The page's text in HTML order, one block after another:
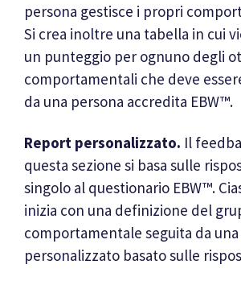
persona gestisce i propri
Si crea inoltre una tabella in cui
un punteggio per ognuno degli
comportamentali che deve
da una persona accredita EBW™.
Report personalizzato. Il
questa sezione si basa sulle
singolo al questionario EBW™.
inizia con una definizione del
comportamentale seguita da
personalizzato basato sulle